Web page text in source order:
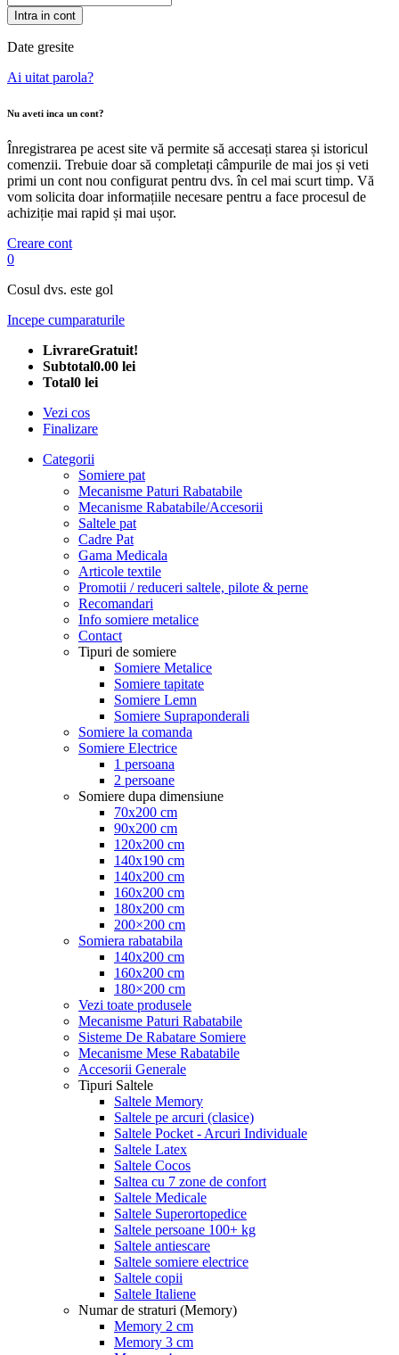
Intra in cont
Date gresite
Ai uitat parola?
Nu aveti inca un cont?
Înregistrarea pe acest site vă permite să accesați starea și istoricul
comenzii. Trebuie doar să completați câmpurile de mai jos și veti
primi un cont nou configurat pentru dvs. în cel mai scurt timp. Vă
vom solicita doar informațiile necesare pentru a face procesul de
achiziție mai rapid și mai ușor.
Creare cont
0
Cosul dvs. este gol
Incepe cumparaturile
LivrareGratuit!
Subtotal0.00 lei
Total0 lei
Vezi cos
Finalizare
Categorii
Somiere pat
Mecanisme Paturi Rabatabile
Mecanisme Rabatabile/Accesorii
Saltele pat
Cadre Pat
Gama Medicala
Articole textile
Promotii / reduceri saltele, pilote & perne
Recomandari
Info somiere metalice
Contact
Tipuri de somiere
Somiere Metalice
Somiere tapitate
Somiere Lemn
Somiere Supraponderali
Somiere la comanda
Somiere Electrice
1 persoana
2 persoane
Somiere dupa dimensiune
70x200 cm
90x200 cm
120x200 cm
140x190 cm
140x200 cm
160x200 cm
180x200 cm
200×200 cm
Somiera rabatabila
140x200 cm
160x200 cm
180×200 cm
Vezi toate produsele
Mecanisme Paturi Rabatabile
Sisteme De Rabatare Somiere
Mecanisme Mese Rabatabile
Accesorii Generale
Tipuri Saltele
Saltele Memory
Saltele pe arcuri (clasice)
Saltele Pocket - Arcuri Individuale
Saltele Latex
Saltele Cocos
Saltea cu 7 zone de confort
Saltele Medicale
Saltele Superortopedice
Saltele persoane 100+ kg
Saltele antiescare
Saltele somiere electrice
Saltele copii
Saltele Italiene
Numar de straturi (Memory)
Memory 2 cm
Memory 3 cm